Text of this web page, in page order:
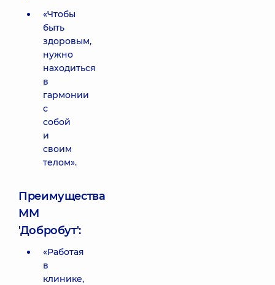
«Чтобы
быть
здоровым,
нужно
находиться
в
гармонии
с
собой
и
своим
телом».
Преимущества
ММ
'Добробут':
«Работая
в
клинике,